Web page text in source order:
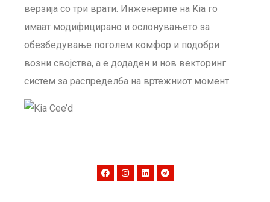
верзија со три врати. Инженерите на Kia го
имаат модифицирано и ослонувањето за
обезбедување поголем комфор и подобри
возни својства, а е додаден и нов векторинг
систем за распределба на вртежниот момент.